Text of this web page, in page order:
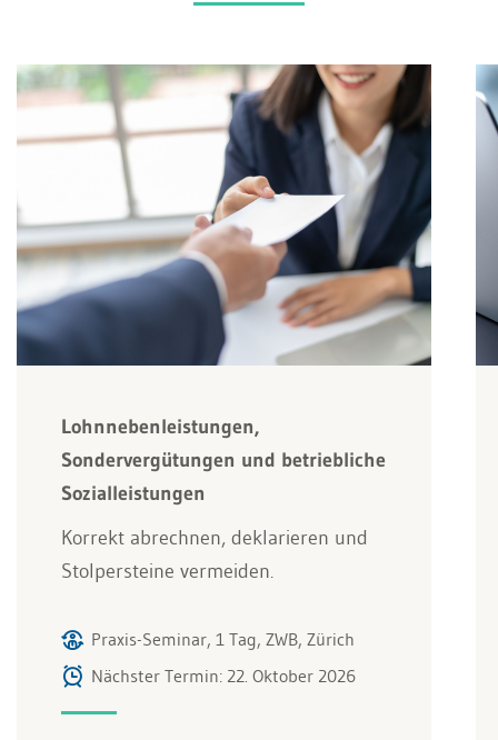
Lohnnebenleistungen,
Sondervergütungen und betriebliche
Sozialleistungen
Korrekt abrechnen, deklarieren und
Stolpersteine vermeiden.
Praxis-Seminar, 1 Tag, ZWB, Zürich
Nächster Termin: 22. Oktober 2026